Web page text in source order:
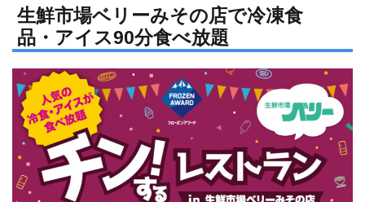
e
c
e
b
o
o
k
生鮮市場ベリーみその店で冷凍食
品・アイス90分食べ放題